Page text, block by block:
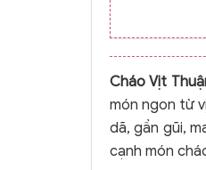
Cháo Vịt
món ngon từ
dã, gần gũi,
cạnh món